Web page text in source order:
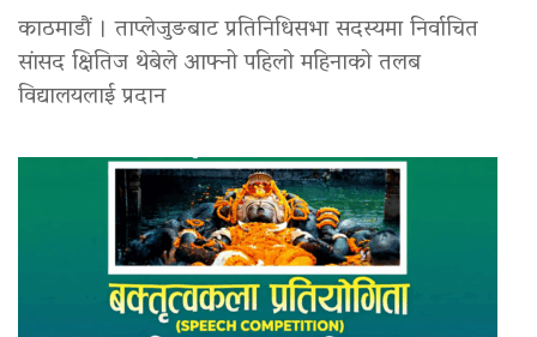
काठमाडौं । ताप्लेजुङबाट प्रतिनिधिसभा सदस्यमा निर्वाचित
सांसद क्षितिज थेबेले आफ्नो पहिलो महिनाको तलब
विद्यालयलाई प्रदान